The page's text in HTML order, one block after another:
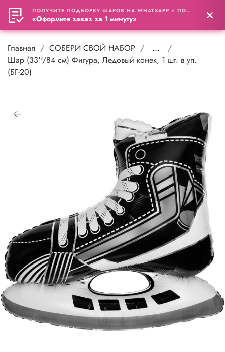
0
Главная СОБЕРИ СВОЙ НАБОР
...
Шар (33''/84 см) Фигура, Ледовый конек, 1 шт. в уп.
(БГ-20)
ПОЛУЧИТЕ ПОДБОРКУ ШАРОВ НА WHATSAPP + ПОДАРОК
«Оформите заказ за 1 минуту»